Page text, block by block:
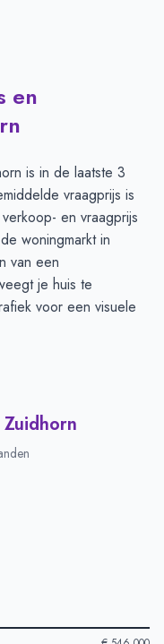
en
is in de laatste 3
vraagprijs is
en vraagprijs
woningmarkt in
van een
je huis te
voor een visuele